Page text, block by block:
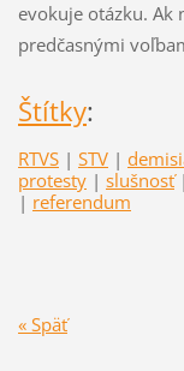
evokuje otázku. Ak
predčasnými
Štítky:
RTVS | STV |
protesty | slušnosť |
| referendum
« Späť